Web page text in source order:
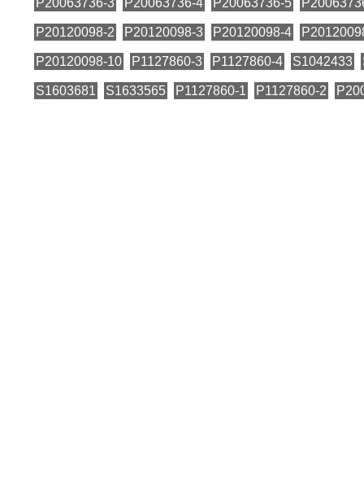
P20063736-3 P20063736-4 P20063736-5
P20120098-2 P20120098-3 P20120098-4
P20120098-10 P1127860-3 P1127860-4 S1042433
S1603681 S1633565 P1127860-1 P1127860-2